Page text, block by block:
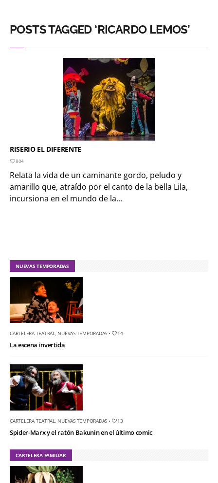
POSTS TAGGED ‘RICARDO LEMOS’
RISERIO EL DIFERENTE
804
Relata la vida de un caminante gordo, peludo y
amarillo que, atraído por el canto de la bella Lila,
incursiona en el mundo de la...
NUEVAS TEMPORADAS
CARTELERA TEATRAL NUEVAS TEMPORADAS • 14
La escena invertida
CARTELERA TEATRAL NUEVAS TEMPORADAS • 13
Spider-Marx y el ratón Bakunin en el último comic
CARTELERA FAMILIAR